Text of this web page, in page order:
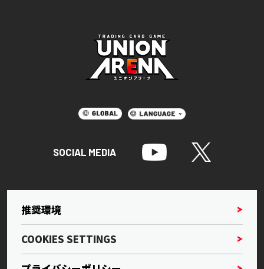
SOCIAL MEDIA
推奨環境
COOKIES SETTINGS